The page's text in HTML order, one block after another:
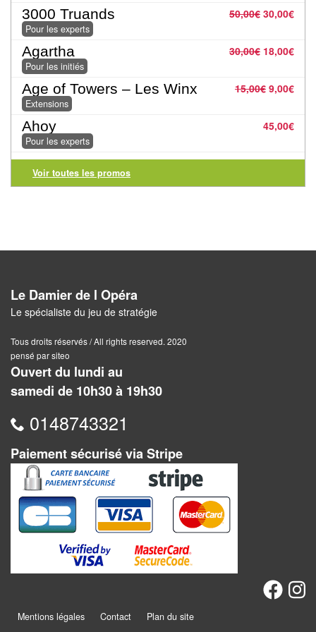
Pour
2
Joueurs
Ambiance
Coopératif
Gestion
Escape
évolutifs
Jeux
abstraits
Extensions
Casse-
têtes
Accessoires
Backgammon
Jeux
traditionnels
de
50,00€ 30,00€
3000 Truands
Pour les experts
30,00€ 18,00€
Agartha
Pour les initiés
15,00€ 9,00€
Age of Towers – Les Winx
Extensions
45,00€
Ahoy
Pour les experts
Voir toutes les promos
Le Damier de l Opéra
Le spécialiste du jeu de stratégie
Tous droits réservés / All rights reserved. 2020
pensé par siteo
Ouvert du lundi au
samedi de 10h30 à 19h30
0148743321
Paiement sécurisé via Stripe
Mentions légales Contact Plan du site